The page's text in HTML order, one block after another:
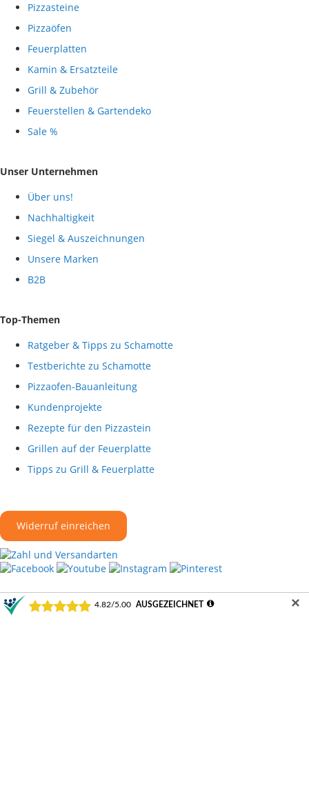
Pizzasteine
Pizzaöfen
Feuerplatten
Kamin & Ersatzteile
Grill & Zubehör
Feuerstellen & Gartendeko
Sale %
Unser Unternehmen
Über uns!
Nachhaltigkeit
Siegel & Auszeichnungen
Unsere Marken
B2B
Top-Themen
Ratgeber & Tipps zu Schamotte
Testberichte zu Schamotte
Pizzaofen-Bauanleitung
Kundenprojekte
Rezepte für den Pizzastein
Grillen auf der Feuerplatte
Tipps zu Grill & Feuerplatte
Widerruf einreichen
©2024 Schamotte-Shop.de
Durchschnittliche Bewertung von Schamotte-Shop.de | Weeze bei Trustami:
✕